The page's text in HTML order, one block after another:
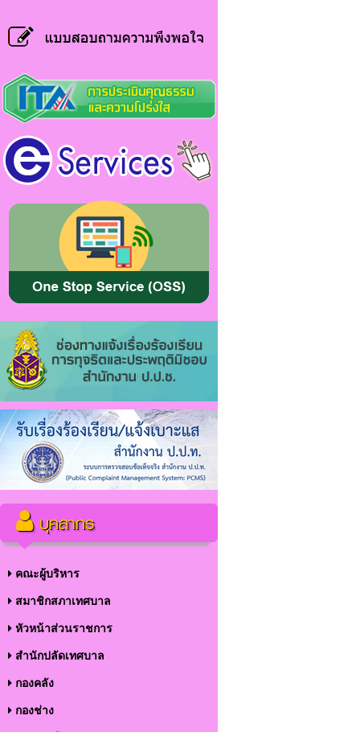
บุคลากร
คณะผู้บริหาร
สมาชิกสภาเทศบาล
หัวหน้าส่วนราชการ
สำนักปลัดเทศบาล
กองคลัง
กองช่าง